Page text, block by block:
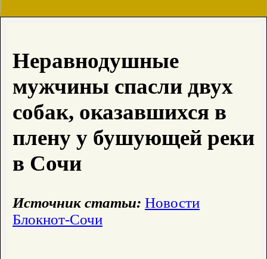
Неравнодушные
мужчины спасли двух
собак, оказавшихся в
плену у бушующей реки
в Сочи
Источник статьи: Новости
Блокнот-Сочи